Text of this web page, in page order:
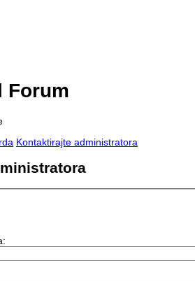
Forum
Kontaktirajte administratora